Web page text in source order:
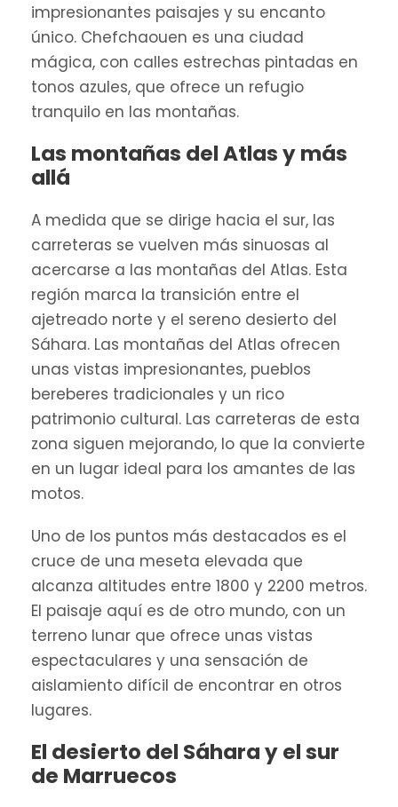
impresionantes paisajes y su encanto
único. Chefchaouen es una ciudad
mágica, con calles estrechas pintadas en
tonos azules, que ofrece un refugio
tranquilo en las montañas.
Las montañas del Atlas y más
allá
A medida que se dirige hacia el sur, las
carreteras se vuelven más sinuosas al
acercarse a las montañas del Atlas. Esta
región marca la transición entre el
ajetreado norte y el sereno desierto del
Sáhara. Las montañas del Atlas ofrecen
unas vistas impresionantes, pueblos
bereberes tradicionales y un rico
patrimonio cultural. Las carreteras de esta
zona siguen mejorando, lo que la convierte
en un lugar ideal para los amantes de las
motos.
Uno de los puntos más destacados es el
cruce de una meseta elevada que
alcanza altitudes entre 1800 y 2200 metros.
El paisaje aquí es de otro mundo, con un
terreno lunar que ofrece unas vistas
espectaculares y una sensación de
aislamiento difícil de encontrar en otros
lugares.
El desierto del Sáhara y el sur
de Marruecos